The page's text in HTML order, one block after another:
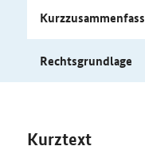
Rechtsgrundlage
Kurztext